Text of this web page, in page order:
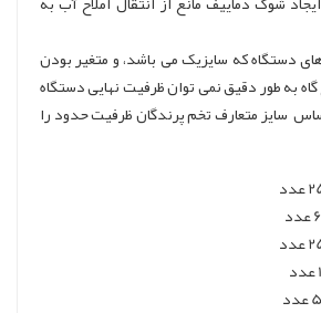
دستگاه که سایزیک می باشد، و متغیر بودن
به طور دقیق نمی توان ظرفیت نهایی دستگاه
سایز متعارف تخم پرندگان ظرفیت حدود را